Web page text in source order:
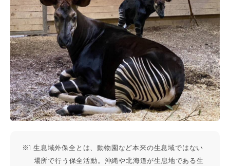
※1 生息域外保全とは、動物園など本来の生息域ではない
場所で行う保全活動。沖縄や北海道が生息地である生